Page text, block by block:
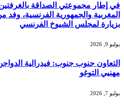
في إطار مجموعتي الصداقة بالغرفتين
المغربية والجمهورية الفرنسية،
بزيارة لمجلس الشيوخ الفرنسي
يوليو 9, 2026
التعاون جنوب جنوب: فيدرالية
مهنيي التوغو
يوليو 7, 2026